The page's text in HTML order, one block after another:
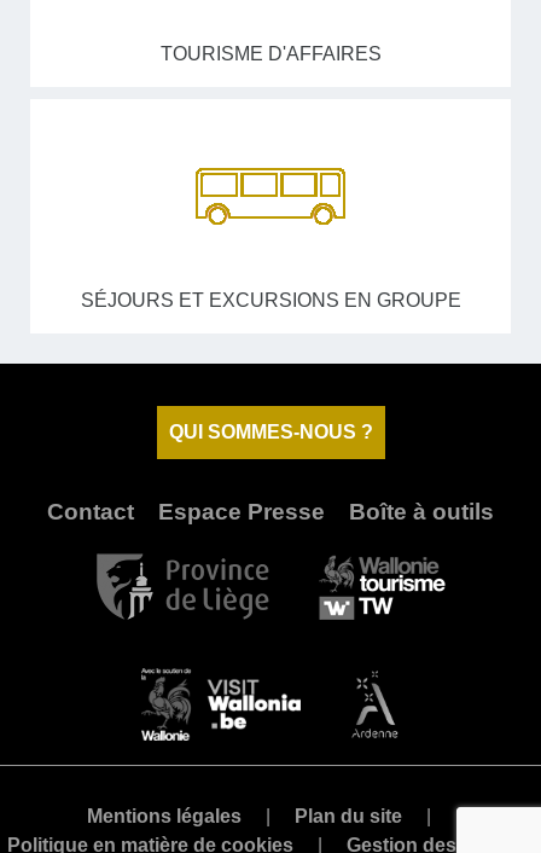
TOURISME D'AFFAIRES
SÉJOURS ET EXCURSIONS EN GROUPE
QUI SOMMES-NOUS ?
Contact Espace Presse Boîte à outils
Mentions légales
Plan du site
Politique en matière de cookies
Gestion des cookies